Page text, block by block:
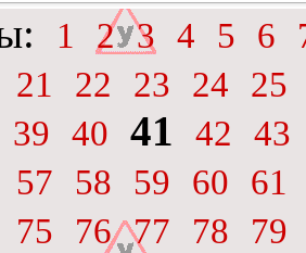
1 2 3 4 5 6
21 22 23 24
25
39 40 41 42
43
57 58 59 60
61
75 76 77 78
79